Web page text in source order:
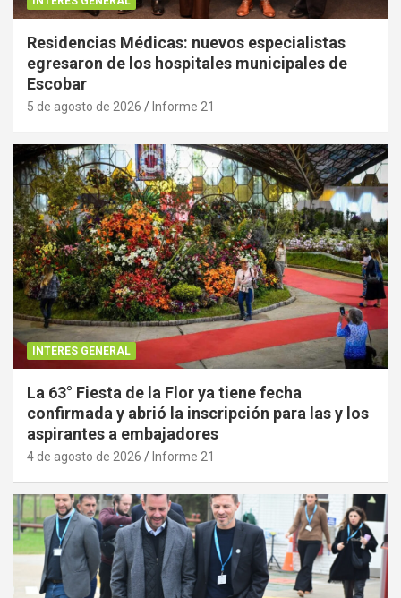
Residencias Médicas: nuevos especialistas
egresaron de los hospitales municipales de
Escobar
5 de agosto de 2026 Informe 21
INTERES GENERAL
La 63° Fiesta de la Flor ya tiene fecha
confirmada y abrió la inscripción para las y los
aspirantes a embajadores
4 de agosto de 2026 Informe 21